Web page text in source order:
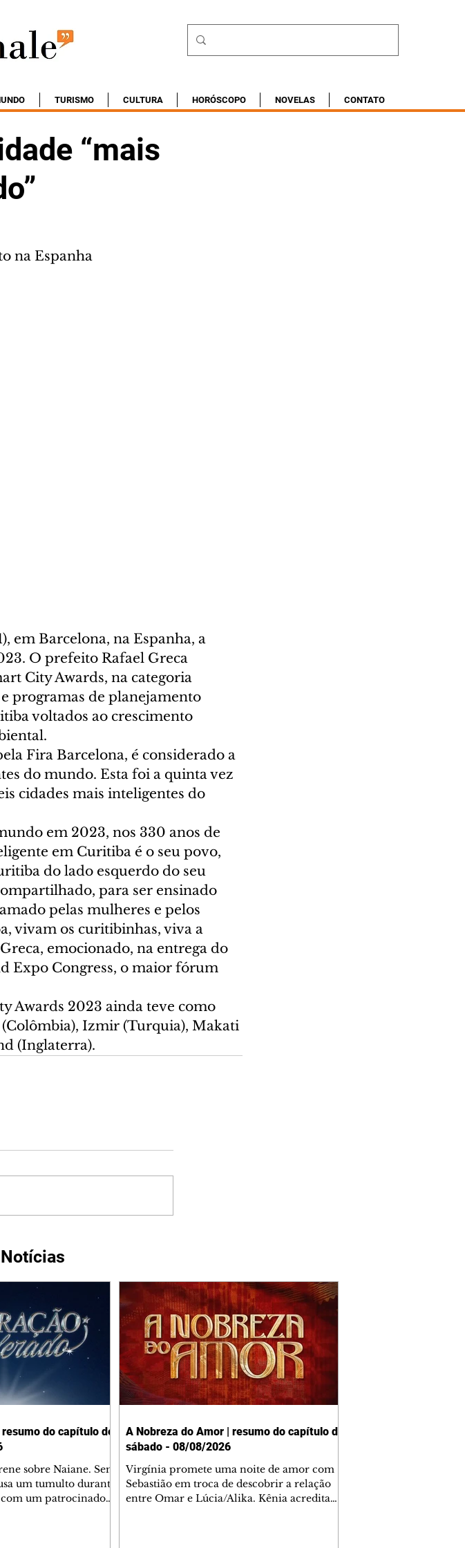
TURISMO CULTURA HORÓSCOPO NOVELAS CONTATO
“mais
na Espanha
em Barcelona, na Espanha, a
O prefeito Rafael Greca
City Awards, na categoria
e programas de planejamento
voltados ao crescimento
Fira Barcelona, é considerado a
do mundo. Esta foi a quinta vez
cidades mais inteligentes do
em 2023, nos 330 anos de
em Curitiba é o seu povo,
do lado esquerdo do seu
para ser ensinado
pelas mulheres e pelos
vivam os curitibinhas, viva a
emocionado, na entrega do
Expo Congress, o maior fórum
Awards 2023 ainda teve como
Izmir (Turquia), Makati
(Inglaterra).
do capítulo de
sobre Naiane. Sem
um tumulto durante
um patrocinador.
A Nobreza do Amor | resumo do capítulo de
sábado - 08/08/2026
Virgínia promete uma noite de amor com
Sebastião em troca de descobrir a relação
entre Omar e Lúcia/Alika. Kênia acredita